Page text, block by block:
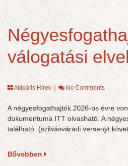
válogatási
Aktuális Hírek No Comments
A négyesfogathajtók 2026-os évre
dokumentuma ITT olvasható. A
található. (szilvásváradi versenyt
Bővebben